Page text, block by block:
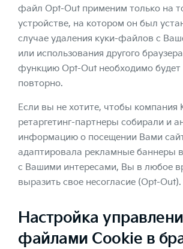
файл Opt-Out применим только на
устройстве, на котором он был
случае удаления куки-файлов с
или использования другого
функцию Opt-Out необходимо будет
повторно.
Если вы не хотите, чтобы компания
ретаргетинг-партнеры собирали и
информацию о посещении Вами
адаптировала рекламные баннеры
с Вашими интересами, Вы в любое
выразить свое несогласие (Opt-Out).
Настройка
файлами Cookie в